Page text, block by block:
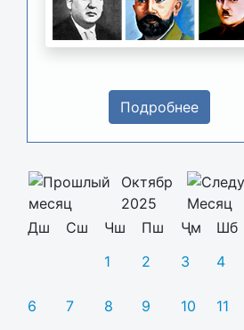
Подробнее
Октябр
2025
Дш
Сш Чш Пш Ҷм Шб
1
2 3 4
6 7 8 9 10 11